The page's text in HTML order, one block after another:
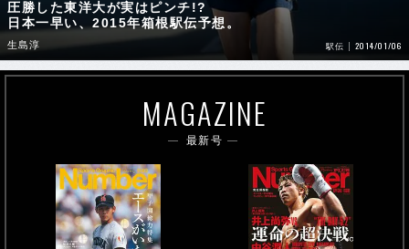
圧勝した東洋大が実はピンチ!?
日本一早い、2015年箱根駅伝予想。
生島淳 駅伝 2014/01/06
MAGAZINE
最新号